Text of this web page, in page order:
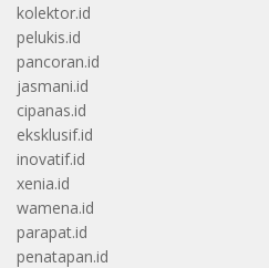
kolektor.id
pelukis.id
pancoran.id
jasmani.id
cipanas.id
eksklusif.id
inovatif.id
xenia.id
wamena.id
parapat.id
penatapan.id